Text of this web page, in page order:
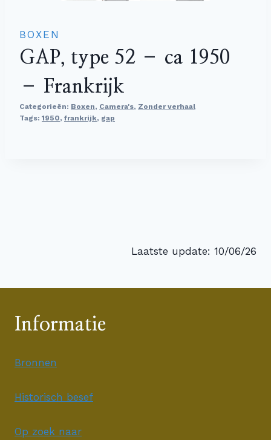
BOXEN
GAP, type 52 – ca 1950
– Frankrijk
Categorieën: Boxen, Camera's, Zonder verhaal
Tags: 1950, frankrijk, gap
Laatste update: 10/06/26
Informatie
Bronnen
Historisch besef
Op zoek naar